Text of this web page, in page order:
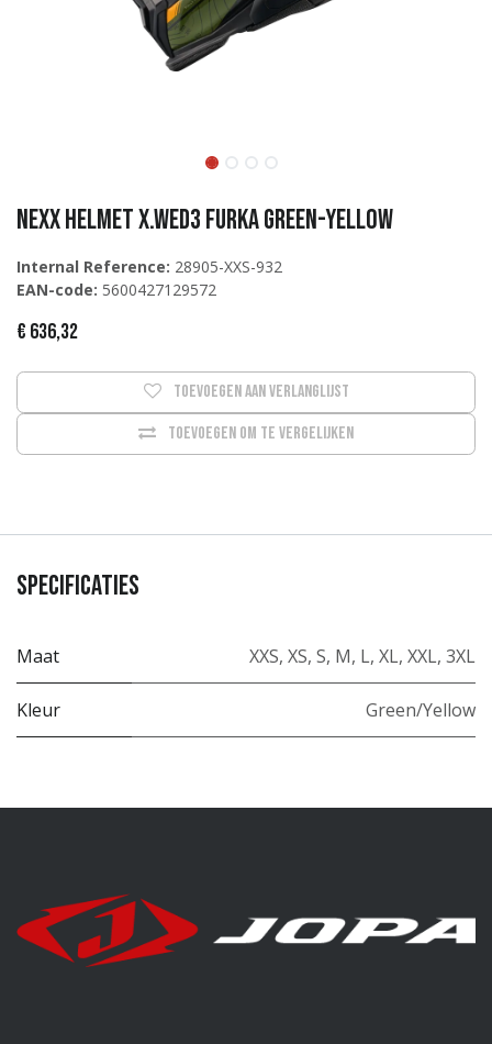
NEXX Helmet X.WED3 FURKA Green-Yellow
Internal Reference: 28905-XXS-932
EAN-code: 5600427129572
€ 636,32
Toevoegen om te vergelijken
Toevoegen aan verlanglijst
Specificaties
Maat XXS, XS, S, M, L, XL, XXL, 3XL
Kleur Green/Yellow